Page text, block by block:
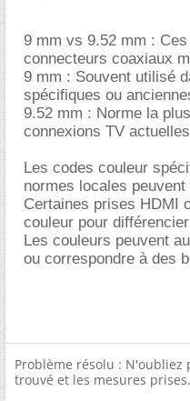
9 mm vs 9.52 mm :
connecteurs coaxiaux
9 mm : Souvent utilisé
spécifiques ou
9.52 mm : Norme la
connexions TV
Les codes couleur
normes locales
Certaines prises HDMI
couleur pour
Les couleurs peuvent
ou correspondre à des
Problème résolu : N'oubliez
trouvé et les mesures